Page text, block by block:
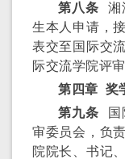
第八条 湘
生本人申请，
表交至国际交
际交流学院评
第四章 奖
第九条 国
审委员会，负
院院长、书记